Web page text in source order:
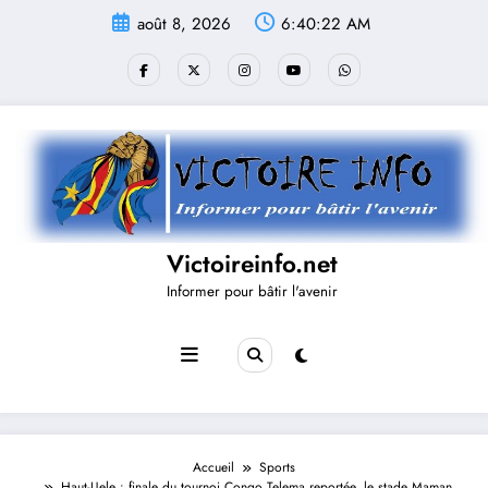
août 8, 2026 6:40:23 AM
Victoireinfo.net
Informer pour bâtir l'avenir
Accueil
Sports